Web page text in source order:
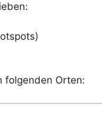
folgenden Orten: